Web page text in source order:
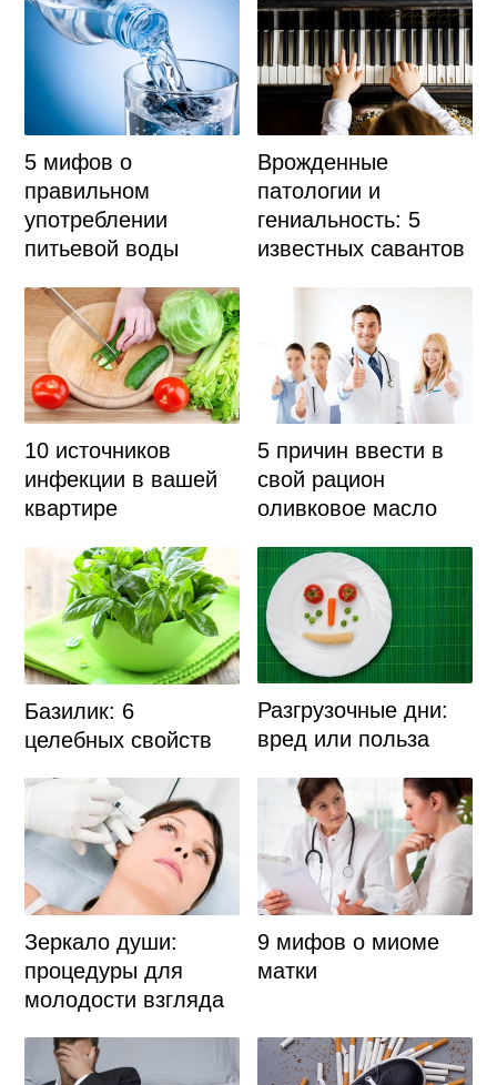
5 мифов о
правильном
употреблении
питьевой воды
Врожденные
патологии и
гениальность: 5
известных савантов
10 источников
инфекции в вашей
квартире
5 причин ввести в
свой рацион
оливковое масло
Базилик: 6
целебных свойств
Разгрузочные дни:
вред или польза
Зеркало души:
процедуры для
молодости взгляда
9 мифов о миоме
матки